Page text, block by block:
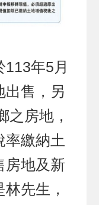
年5月
出售，另
之房地，
率繳納土
房地及新
先生，